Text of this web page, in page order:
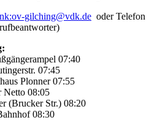
ov-gilching@vdk.de oder Telefon
07:40
07:45
Plonner 07:55
Netto 08:05
(Brucker Str.) 08:20
08:30